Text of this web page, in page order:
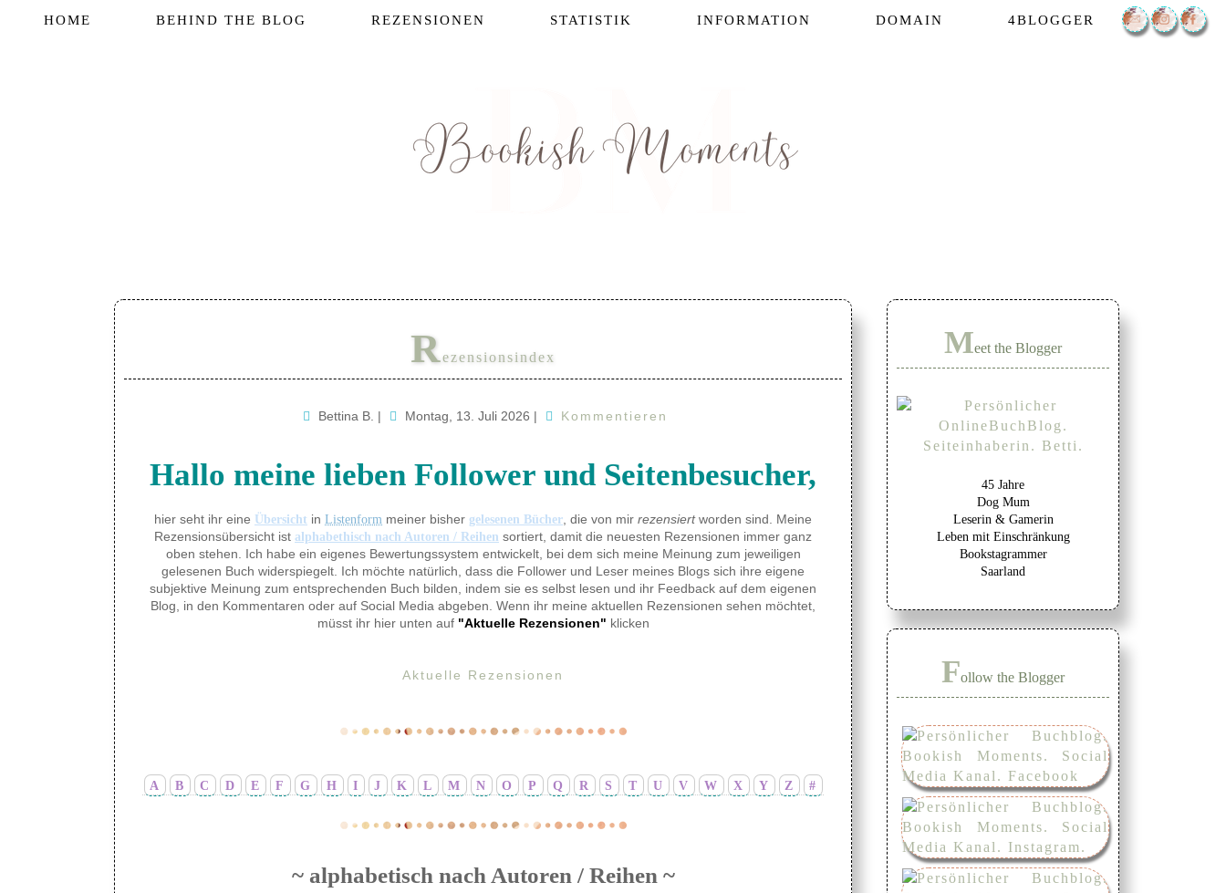
HOME BEHIND THE BLOG REZENSIONEN STATISTIK INFORMATION DOMAIN 4BLOGGER
Rezensionsindex
Bettina B. | Montag, 13. Juli 2026 | Kommentieren
Hallo meine lieben Follower und Seitenbesucher,
hier seht ihr eine Übersicht in Listenform meiner bisher gelesenen Bücher , die von mir rezensiertworden sind. Meine
Rezensionsübersicht ist alphabethisch nach Autoren / Reihen sortiert, damit die neuesten Rezensionen immer ganz
oben stehen. Ich habe ein eigenes Bewertungssystem entwickelt, bei dem sich meine Meinung zum jeweiligen
gelesenen Buch widerspiegelt. Ich möchte natürlich, dass die Follower und Leser meines Blogs sich ihre eigene
subjektive Meinung zum entsprechenden Buch bilden, indem sie es selbst lesen und ihr Feedback auf dem eigenen
Blog, in den Kommentaren oder auf Social Media abgeben. Wenn ihr meine aktuellen Rezensionen sehen möchtet,
müsst ihr hier unten auf "Aktuelle Rezensionen" klicken
Aktuelle Rezensionen
A B C D E F G H I J K L M N O P Q R S T U V W X Y Z #
~ alphabetisch nach Autoren / Reihen ~
Meet the Blogger
45 Jahre
Dog Mum
Leserin & Gamerin
Leben mit Einschränkung
Bookstagrammer
Saarland
Follow the Blogger